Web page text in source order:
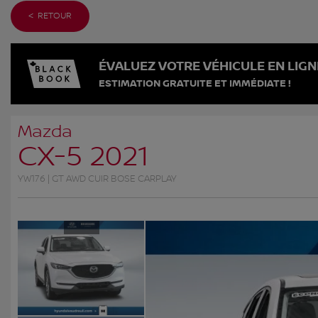
< RETOUR
ÉVALUEZ VOTRE VÉHICULE EN
ESTIMATION GRATUITE ET IMMÉDIATE !
Mazda
CX-5 2021
YW176 | GT AWD CUIR BOSE CARPLAY